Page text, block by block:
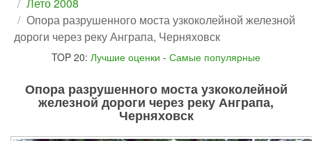
Опора разрушенного моста узкоколейной железной
дороги через реку Анграпа, Черняховск
TOP 20: Лучшие оценки - Самые популярные
Опора разрушенного моста узкоколейной
железной дороги через реку Анграпа,
Черняховск